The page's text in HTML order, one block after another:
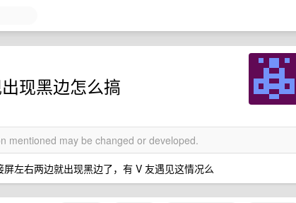
现黑边怎么搞
mentioned may be changed or developed.
左右两边就出现黑边了，有 V 友遇见这情况么